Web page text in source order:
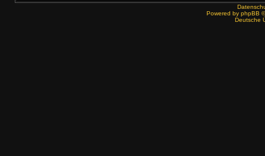
Powered by phpBB
Deutsche